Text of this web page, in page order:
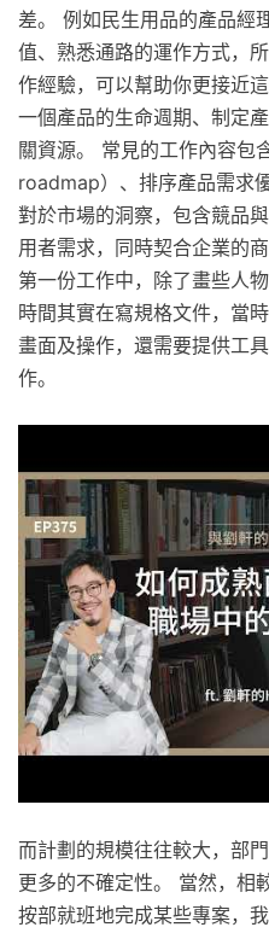
差。 例如民生用品的產品經
值、熟悉通路的運作方式，
作經驗，可以幫助你更接近
一個產品的生命週期、制定
關資源。 常見的工作內容
roadmap）、排序產品需求
對於市場的洞察，包含競品
用者需求，同時契合企業的
第一份工作中，除了畫些人
時間其實在寫規格文件，當
畫面及操作，還需要提供工
作。
而計劃的規模往往較大，部
更多的不確定性。 當然，相
按部就班地完成某些專案，